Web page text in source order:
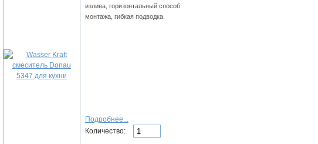
излива, горизонтальный способ
монтажа, гибкая подводка.
Подробнее...
Количество: